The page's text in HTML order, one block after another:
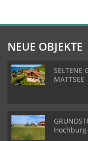
NEUE OBJEKTE
SELTENE
MATTSEE